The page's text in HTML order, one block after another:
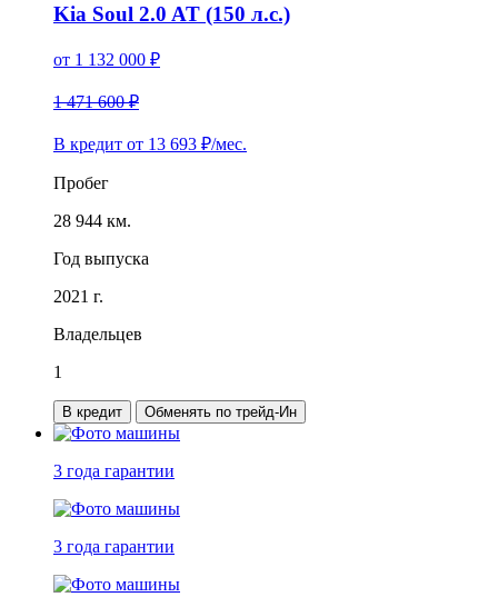
Kia Soul 2.0 AT (150 л.с.)
от 1 132 000 ₽
1 471 600 ₽
В кредит от 13 693 ₽/мес.
Пробег
28 944 км.
Год выпуска
2021 г.
Владельцев
1
В кредит Обменять по трейд-Ин
3 года гарантии
3 года гарантии